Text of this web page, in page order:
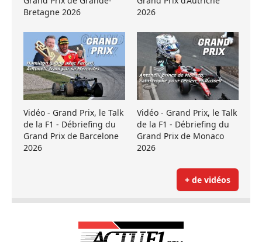
Bretagne 2026
2026
Vidéo - Grand Prix, le Talk
de la F1 - Débriefing du
Grand Prix de Barcelone
2026
Vidéo - Grand Prix, le Talk
de la F1 - Débriefing du
Grand Prix de Monaco
2026
+ de vidéos